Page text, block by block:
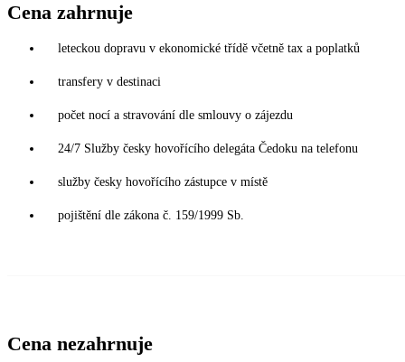
Cena zahrnuje
leteckou dopravu v ekonomické třídě včetně tax a poplatků
transfery v destinaci
počet nocí a stravování dle smlouvy o zájezdu
24/7 Služby česky hovořícího delegáta Čedoku na telefonu
služby česky hovořícího zástupce v místě
pojištění dle zákona č. 159/1999 Sb.
Cena nezahrnuje